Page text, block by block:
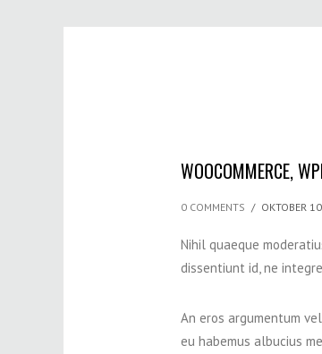
WOOCOMMERCE,
0 COMMENTS / OKTOBER
Nihil quaeque
dissentiunt id, ne
An eros argumentum
eu habemus albucius